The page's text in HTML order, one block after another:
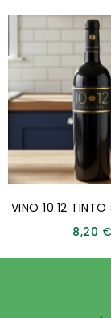
VINO 10.12 TINTO
8,20 €